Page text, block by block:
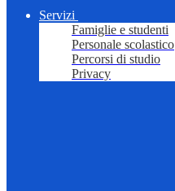
Servizi
Famiglie e studenti
Personale scolastico
Percorsi di studio
Privacy